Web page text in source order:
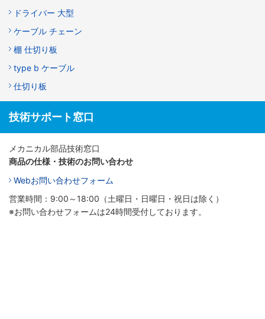
ドライバー 大型
ケーブル チェーン
棚 仕切り板
type b ケーブル
仕切り板
技術サポート窓口
メカニカル部品技術窓口
商品の仕様・技術のお問い合わせ
Webお問い合わせフォーム
営業時間：9:00～18:00（土曜日・日曜日・祝日は除く）
※お問い合わせフォームは24時間受付しております。